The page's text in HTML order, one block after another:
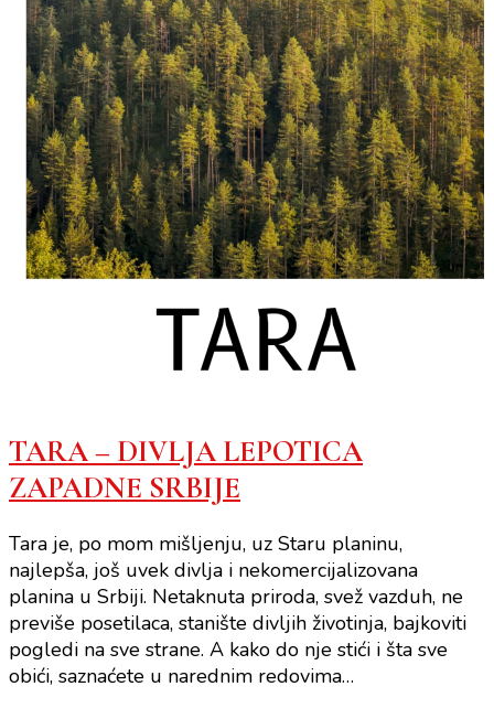
TARA – DIVLJA LEPOTICA
ZAPADNE SRBIJE
Tara je, po mom mišljenju, uz Staru planinu,
najlepša, još uvek divlja i nekomercijalizovana
planina u Srbiji. Netaknuta priroda, svež vazduh, ne
previše posetilaca, stanište divljih životinja, bajkoviti
pogledi na sve strane. A kako do nje stići i šta sve
obići, saznaćete u narednim redovima…